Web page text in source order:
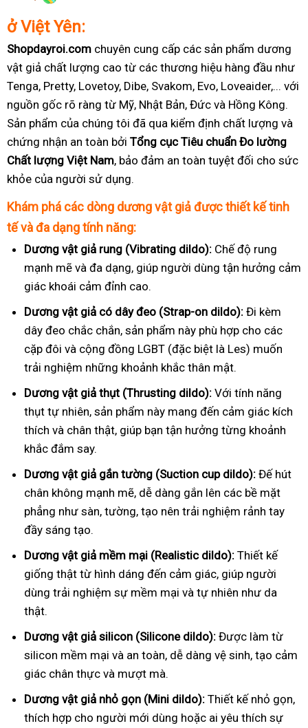
ở Việt Yên:
Shopdayroi.com chuyên cung cấp các sản phẩm dương
vật giả chất lượng cao từ các thương hiệu hàng đầu như
Tenga, Pretty, Lovetoy, Dibe, Svakom, Evo, Loveaider,... với
nguồn gốc rõ ràng từ Mỹ, Nhật Bản, Đức và Hồng Kông.
Sản phẩm của chúng tôi đã qua kiểm định chất lượng và
chứng nhận an toàn bởi Tổng cục Tiêu chuẩn Đo lường
Chất lượng Việt Nam, bảo đảm an toàn tuyệt đối cho sức
khỏe của người sử dụng.
Khám phá các dòng dương vật giả được thiết kế tinh
tế và đa dạng tính năng:
Dương vật giả rung (Vibrating dildo): Chế độ rung
mạnh mẽ và đa dạng, giúp người dùng tận hưởng cảm
giác khoái cảm đỉnh cao.
Dương vật giả có dây đeo (Strap-on dildo): Đi kèm
dây đeo chắc chắn, sản phẩm này phù hợp cho các
cặp đôi và cộng đồng LGBT (đặc biệt là Les) muốn
trải nghiệm những khoảnh khắc thân mật.
Dương vật giả thụt (Thrusting dildo): Với tính năng
thụt tự nhiên, sản phẩm này mang đến cảm giác kích
thích và chân thật, giúp bạn tận hưởng từng khoảnh
khắc đắm say.
Dương vật giả gắn tường (Suction cup dildo): Đế hút
chân không mạnh mẽ, dễ dàng gắn lên các bề mặt
phẳng như sàn, tường, tạo nên trải nghiệm rảnh tay
đầy sáng tạo.
Dương vật giả mềm mại (Realistic dildo): Thiết kế
giống thật từ hình dáng đến cảm giác, giúp người
dùng trải nghiệm sự mềm mại và tự nhiên như da
thật.
Dương vật giả silicon (Silicone dildo): Được làm từ
silicon mềm mại và an toàn, dễ dàng vệ sinh, tạo cảm
giác chân thực và mượt mà.
Dương vật giả nhỏ gọn (Mini dildo): Thiết kế nhỏ gọn,
thích hợp cho người mới dùng hoặc ai yêu thích sự